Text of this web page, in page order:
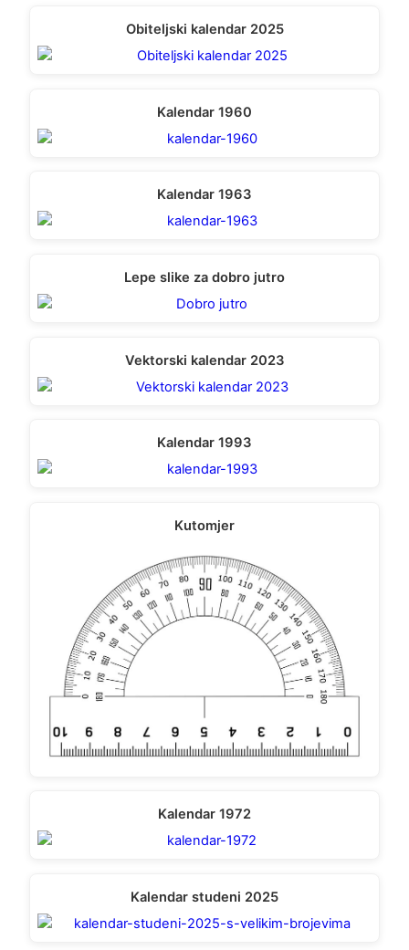
Obiteljski kalendar 2025
Kalendar 1960
Kalendar 1963
Lepe slike za dobro jutro
Vektorski kalendar 2023
Kalendar 1993
Kutomjer
Kalendar 1972
Kalendar studeni 2025